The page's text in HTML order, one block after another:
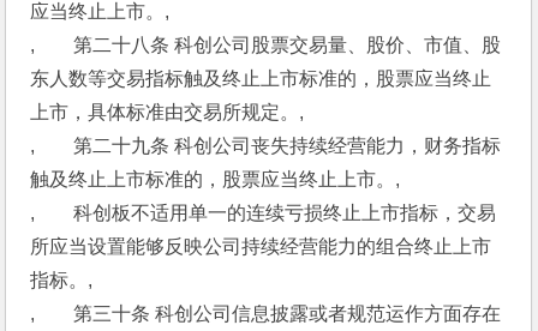
应当终止上市。,
,　　第二十八条 科创公司股票交易量、股价、市值、股
东人数等交易指标触及终止上市标准的，股票应当终止
上市，具体标准由交易所规定。,
,　　第二十九条 科创公司丧失持续经营能力，财务指标
触及终止上市标准的，股票应当终止上市。,
,　　科创板不适用单一的连续亏损终止上市指标，交易
所应当设置能够反映公司持续经营能力的组合终止上市
指标。,
,　　第三十条 科创公司信息披露或者规范运作方面存在